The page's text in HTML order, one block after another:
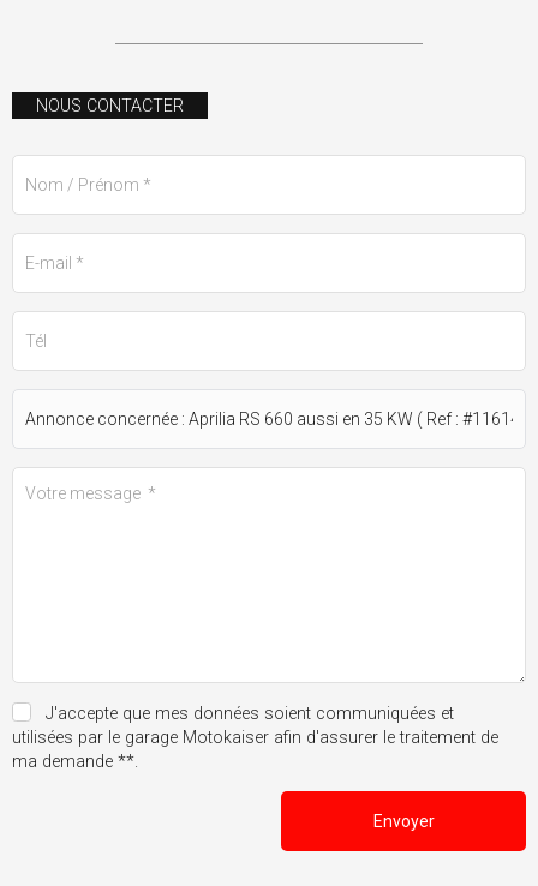
NOUS CONTACTER
J'accepte que mes données soient communiquées et
utilisées par le garage Motokaiser afin d'assurer le traitement de
ma demande **.
Envoyer